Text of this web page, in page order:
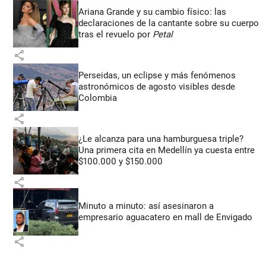
Ariana Grande y su cambio físico: las
declaraciones de la cantante sobre su cuerpo
tras el revuelo por Petal
share
Perseidas, un eclipse y más fenómenos
astronómicos de agosto visibles desde
Colombia
share
¿Le alcanza para una hamburguesa triple?
Una primera cita en Medellín ya cuesta entre
$100.000 y $150.000
share
Minuto a minuto: así asesinaron a
empresario aguacatero en mall de Envigado
share